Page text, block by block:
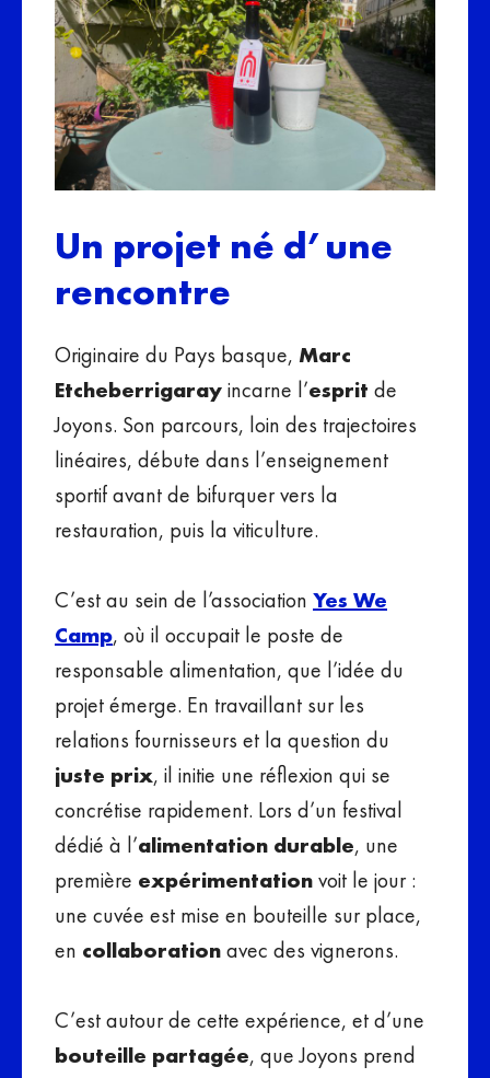
Un projet né d’une
rencontre
Originaire du Pays basque, Marc
Etcheberrigarayincarne l’esprit de
Joyons. Son parcours, loin des trajectoires
linéaires, débute dans l’enseignement
sportif avant de bifurquer vers la
restauration, puis la viticulture.
C’est au sein de l’association Yes We
Camp, où il occupait le poste de
responsable alimentation, que l’idée du
projet émerge. En travaillant sur les
relations fournisseurs et la question du
juste prix, il initie une réflexion qui se
concrétise rapidement. Lors d’un festival
dédié à l’alimentation durable, une
première expérimentationvoit le jour :
une cuvée est mise en bouteille sur place,
en collaborationavec des vignerons.
C’est autour de cette expérience, et d’une
bouteille partagée, que Joyons prend